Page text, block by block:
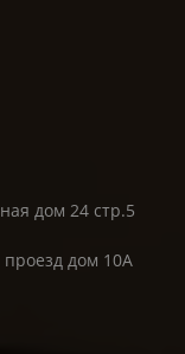
дом 24 стр.5
дом 10А